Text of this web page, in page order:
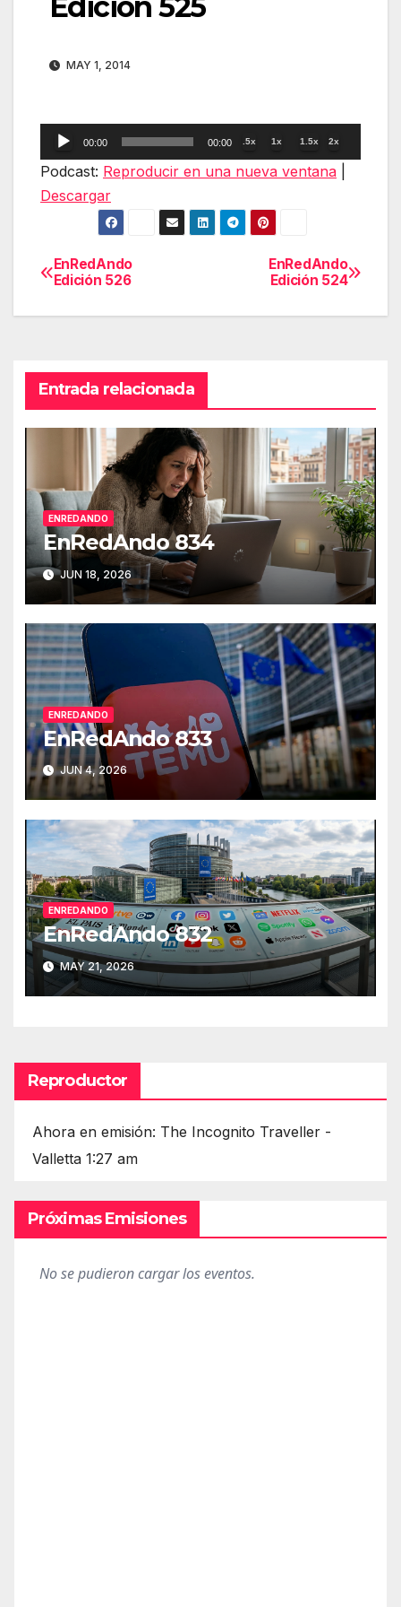
Edición 525
MAY 1, 2014
Reproductor
de
00:00 00:00 .5x 1x 1.5x 2x
Podcast: Reproducir en una nueva ventana
Descargar
Navegación
de
EnRedAndo
Edición 524
EnRedAndo
Edición 526
Entrada relacionada
ENREDANDO
EnRedAndo 834
JUN 18, 2026
ENREDANDO
EnRedAndo 833
JUN 4, 2026
ENREDANDO
EnRedAndo 832
MAY 21, 2026
Reproductor
Ahora en emisión: The Incognito Traveller -
Valletta 1:27 am
Próximas Emisiones